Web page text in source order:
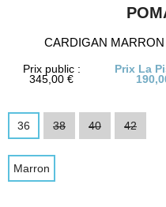
CARDIGAN
Prix public :
345,00 €
Prix La
36 38 40 42
Marron